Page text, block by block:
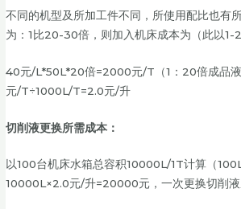
不同的机型及所加工件不同，所使用配比也有
为：1比20-30倍，则加入机床成本为（此以1-
40元/L*50L*20倍=2000元/T（1：20倍成品
元/T÷1000L/T=2.0元/升
切削液更换所需成本：
以100台机床水箱总容积10000L/1T计算（
10000L×2.0元/升=20000元，一次更换切削